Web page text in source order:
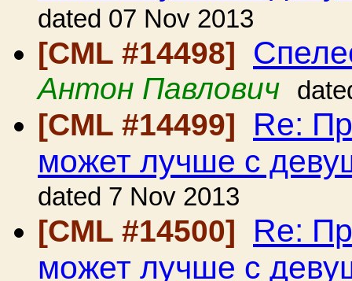
dated 07 Nov 2013
[CML #14498]
Антон Павлович
[CML #14499] Re:
может лучше с
dated 7 Nov 2013
[CML #14500] Re:
может лучше с